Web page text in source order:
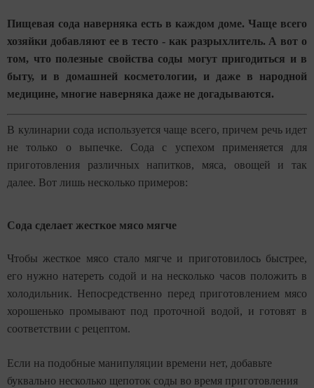
Пищевая сода наверняка есть в каждом доме. Чаще всего
хозяйки добавляют ее в тесто - как разрыхлитель. А вот о
том, что полезные свойства соды могут пригодиться и в
быту, и в домашней косметологии, и даже в народной
медицине, многие наверняка даже не догадываются.
В кулинарии сода используется чаще всего, причем речь идет
не только о выпечке. Сода с успехом применяется для
приготовления различных напитков, мяса, овощей и так
далее. Вот лишь несколько примеров:
Сода сделает жесткое мясо мягче
Чтобы жесткое мясо стало мягче и приготовилось быстрее,
его нужно натереть содой и на несколько часов положить в
холодильник. Непосредственно перед приготовлением мясо
хорошенько промывают под проточной водой, и готовят в
соответствии с рецептом.
Если на подобные манипуляции времени нет, добавьте
буквально несколько щепоток соды во время приготовления